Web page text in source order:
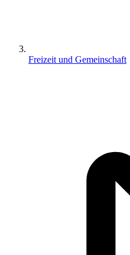
Freizeit und Gemeinschaft